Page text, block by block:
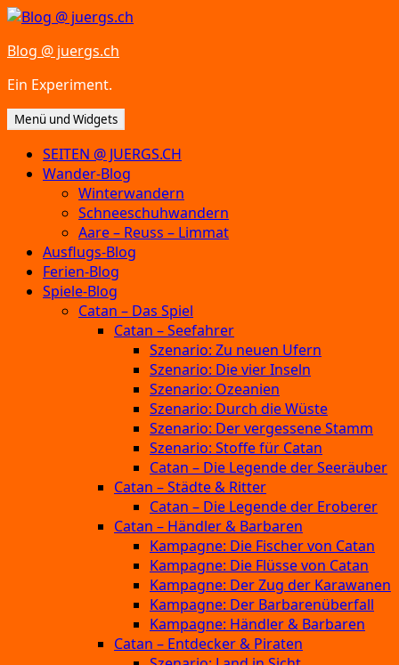
Zum
springen
Blog @ juergs.ch
Ein Experiment.
Menü und Widgets
SEITEN @ JUERGS.CH
Wander-Blog
Winterwandern
Schneeschuhwandern
Aare – Reuss – Limmat
Ausflugs-Blog
Ferien-Blog
Spiele-Blog
Catan – Das Spiel
Catan – Seefahrer
Szenario: Zu neuen Ufern
Szenario: Die vier Inseln
Szenario: Ozeanien
Szenario: Durch die Wüste
Szenario: Der vergessene Stamm
Szenario: Stoffe für Catan
Catan – Die Legende der Seeräuber
Catan – Städte & Ritter
Catan – Die Legende der Eroberer
Catan – Händler & Barbaren
Kampagne: Die Fischer von Catan
Kampagne: Die Flüsse von Catan
Kampagne: Der Zug der Karawanen
Kampagne: Der Barbarenüberfall
Kampagne: Händler & Barbaren
Catan – Entdecker & Piraten